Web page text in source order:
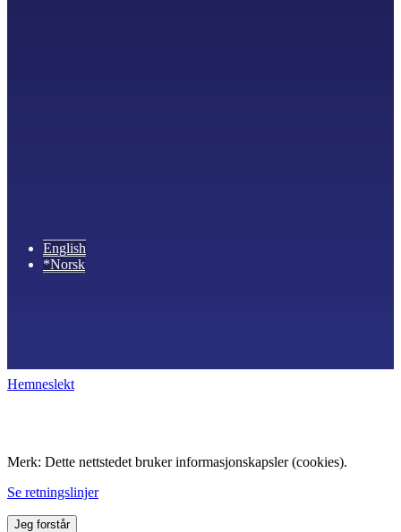
English
*Norsk
Hemneslekt
Merk: Dette nettstedet bruker informasjonskapsler (cookies).
Se retningslinjer
Jeg forstår